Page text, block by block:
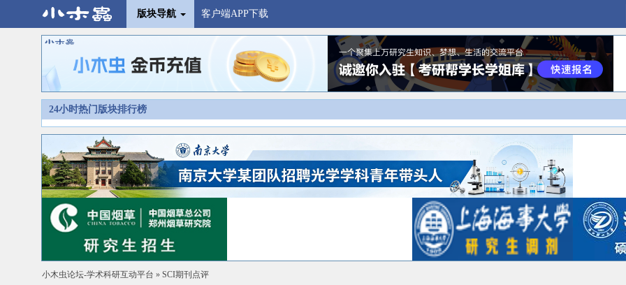
版块导航 客户端APP下载
24小时热门版块排行榜
小木虫论坛-学术科研互动平台 » SCI期刊点评